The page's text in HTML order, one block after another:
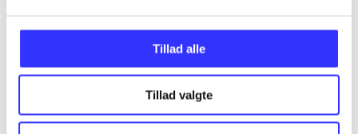
Tillad alle
Tillad valgte
Minder om